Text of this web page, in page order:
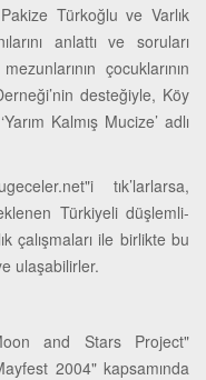
Türkoğlu ve Varlık
anlattı ve soruları
çocuklarının
desteğiyle, Köy
Kalmış Mucize’ adlı
tık’larlarsa,
Türkiyeli düşlemli-
çalışmaları ile birlikte bu
ulaşabilirler.
and Stars Project"
2004" kapsamında